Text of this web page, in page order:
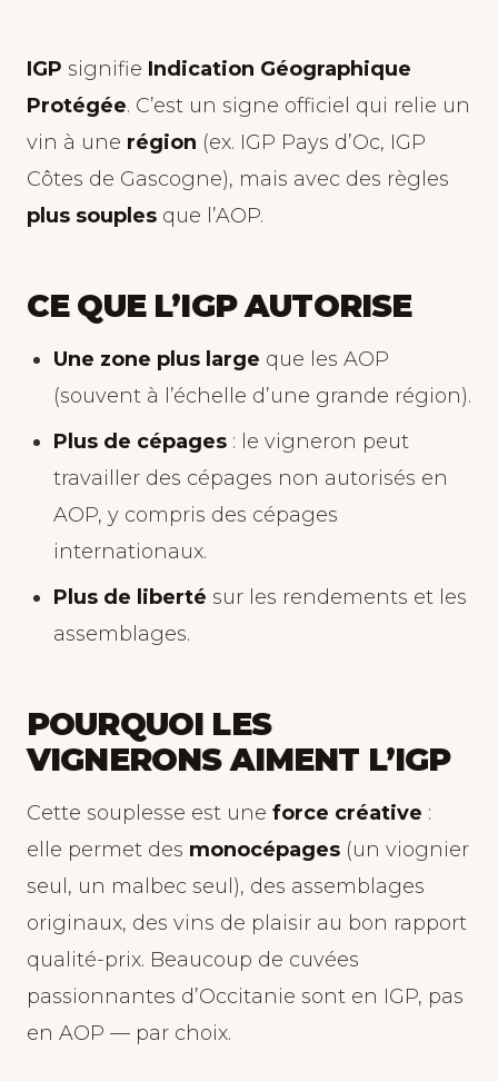
IGP signifie Indication Géographique
Protégée. C’est un signe officiel qui relie un
vin à une région (ex. IGP Pays d’Oc, IGP
Côtes de Gascogne), mais avec des règles
plus souples que l’AOP.
CE QUE L’IGP AUTORISE
Une zone plus large que les AOP
(souvent à l’échelle d’une grande région).
Plus de cépages : le vigneron peut
travailler des cépages non autorisés en
AOP, y compris des cépages
internationaux.
Plus de liberté sur les rendements et les
assemblages.
POURQUOI LES
VIGNERONS AIMENT L’IGP
Cette souplesse est une force créative :
elle permet des monocépages (un viognier
seul, un malbec seul), des assemblages
originaux, des vins de plaisir au bon rapport
qualité-prix. Beaucoup de cuvées
passionnantes d’Occitanie sont en IGP, pas
en AOP — par choix.